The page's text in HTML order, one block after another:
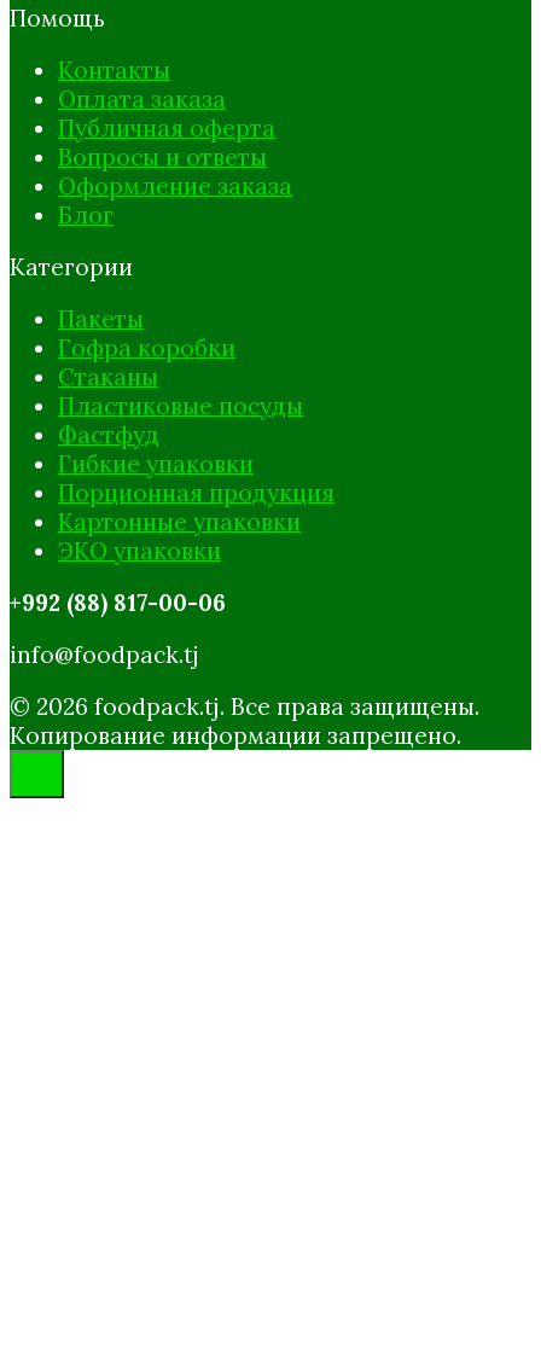
Помощь
Контакты
Оплата заказа
Публичная оферта
Вопросы и ответы
Оформление заказа
Блог
Категории
Пакеты
Гофра коробки
Стаканы
Пластиковые посуды
Фастфуд
Гибкие упаковки
Порционная продукция
Картонные упаковки
ЭКО упаковки
+992 (88) 817-00-06
info@foodpack.tj
© 2026 foodpack.tj. Все права защищены.
Копирование информации запрещено.